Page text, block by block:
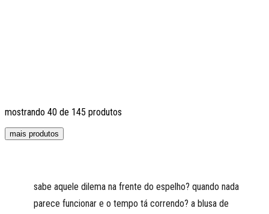
mostrando 40 de 145 produtos
mais produtos
sabe aquele dilema na frente do espelho? quando nada
parece funcionar e o tempo tá correndo? a blusa de